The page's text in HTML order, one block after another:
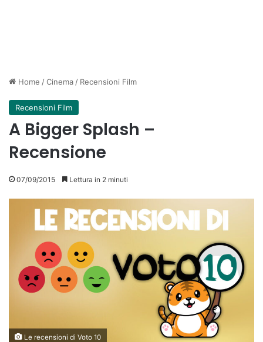
Home /Cinema / Recensioni Film
Recensioni Film
A Bigger Splash –
Recensione
07/09/2015 Lettura in 2 minuti
Le recensioni di Voto 10